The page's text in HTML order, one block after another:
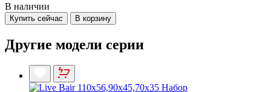
В наличии
Купить сейчас В корзину
Другие модели серии